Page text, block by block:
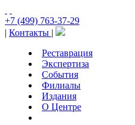
+7 (499) 763-37-29
| Контакты |
Реставрация
Экспертиза
События
Филиалы
Издания
О Центре